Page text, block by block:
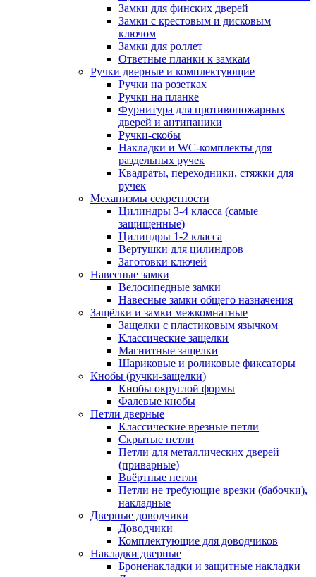
Замки для финских дверей
Замки с крестовым и дисковым
ключом
Замки для роллет
Ответные планки к замкам
Ручки дверные и комплектующие
Ручки на розетках
Ручки на планке
Фурнитура для противопожарных
дверей и антипаники
Ручки-скобы
Накладки и WC-комплекты для
раздельных ручек
Квадраты, переходники, стяжки для
ручек
Механизмы секретности
Цилиндры 3-4 класса (самые
защищенные)
Цилиндры 1-2 класса
Вертушки для цилиндров
Заготовки ключей
Навесные замки
Велосипедные замки
Навесные замки общего назначения
Защёлки и замки межкомнатные
Защелки с пластиковым язычком
Классические защелки
Магнитные защелки
Шариковые и роликовые фиксаторы
Кнобы (ручки-защелки)
Кнобы округлой формы
Фалевые кнобы
Петли дверные
Классические врезные петли
Скрытые петли
Петли для металлических дверей
(приварные)
Ввёртные петли
Петли не требующие врезки (бабочки),
накладные
Дверные доводчики
Доводчики
Комплектующие для доводчиков
Накладки дверные
Броненакладки и защитные накладки